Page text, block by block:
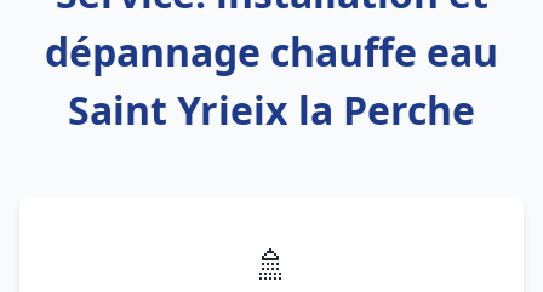
dépannage chauffe eau
Saint Yrieix la Perche
🚿